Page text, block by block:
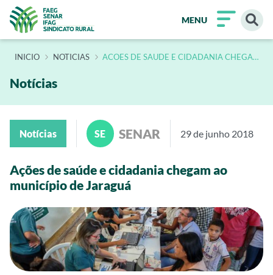
MENU
INÍCIO NOTICIAS ACOES DE SAUDE E CIDADANIA CHEGAM
Notícias
Notícias SE SENAR 29 de junho 2018
Ações de saúde e cidadania chegam ao
município de Jaraguá